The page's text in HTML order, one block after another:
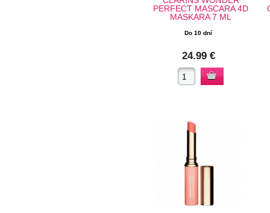
PERFECT MASCARA 4D
MASKARA 7 ML
Do 10 dní
24.99 €